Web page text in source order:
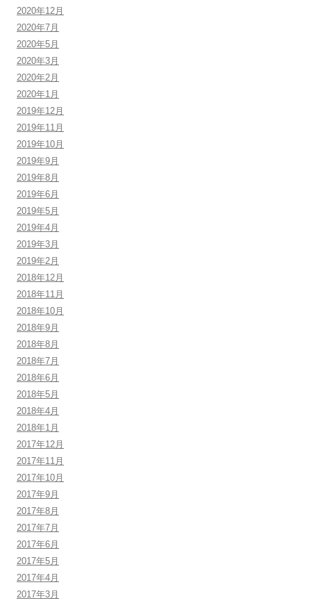
2020年12月
2020年7月
2020年5月
2020年3月
2020年2月
2020年1月
2019年12月
2019年11月
2019年10月
2019年9月
2019年8月
2019年6月
2019年5月
2019年4月
2019年3月
2019年2月
2018年12月
2018年11月
2018年10月
2018年9月
2018年8月
2018年7月
2018年6月
2018年5月
2018年4月
2018年1月
2017年12月
2017年11月
2017年10月
2017年9月
2017年8月
2017年7月
2017年6月
2017年5月
2017年4月
2017年3月